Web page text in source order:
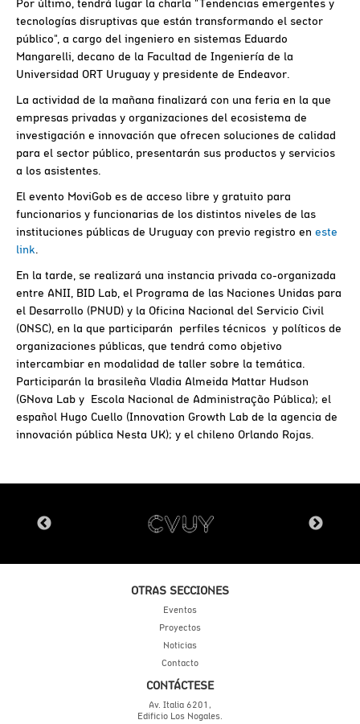
Por último, tendrá lugar la charla "Tendencias emergentes y
tecnologías disruptivas que están transformando el sector
público", a cargo del ingeniero en sistemas Eduardo
Mangarelli, decano de la Facultad de Ingeniería de la
Universidad ORT Uruguay y presidente de Endeavor.
La actividad de la mañana finalizará con una feria en la que
empresas privadas y organizaciones del ecosistema de
investigación e innovación que ofrecen soluciones de calidad
para el sector público, presentarán sus productos y servicios
a los asistentes.
El evento MoviGob es de acceso libre y gratuito para
funcionarios y funcionarias de los distintos niveles de las
instituciones públicas de Uruguay con previo registro en este
link.
En la tarde, se realizará una instancia privada co-organizada
entre ANII, BID Lab, el Programa de las Naciones Unidas para
el Desarrollo (PNUD) y la Oficina Nacional del Servicio Civil
(ONSC), en la que participarán perfiles técnicos y políticos de
organizaciones públicas, que tendrá como objetivo
intercambiar en modalidad de taller sobre la temática.
Participarán la brasileña Vladia Almeida Mattar Hudson
(GNova Lab y Escola Nacional de Administração Pública); el
español Hugo Cuello (Innovation Growth Lab de la agencia de
innovación pública Nesta UK); y el chileno Orlando Rojas.
OTRAS SECCIONES
Eventos
Proyectos
Noticias
Contacto
CONTÁCTESE
Av. Italia 6201,
Edificio Los Nogales.